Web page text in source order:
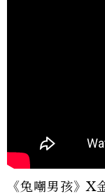
《兔嘲男孩》X